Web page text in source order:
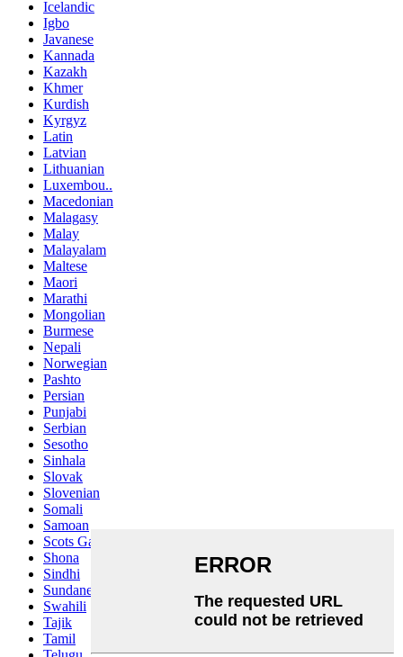
Icelandic
Igbo
Javanese
Kannada
Kazakh
Khmer
Kurdish
Kyrgyz
Latin
Latvian
Lithuanian
Luxembou..
Macedonian
Malagasy
Malay
Malayalam
Maltese
Maori
Marathi
Mongolian
Burmese
Nepali
Norwegian
Pashto
Persian
Punjabi
Serbian
Sesotho
Sinhala
Slovak
Slovenian
Somali
Samoan
Scots Gaelic
Shona
Sindhi
Sundanese
Swahili
Tajik
Tamil